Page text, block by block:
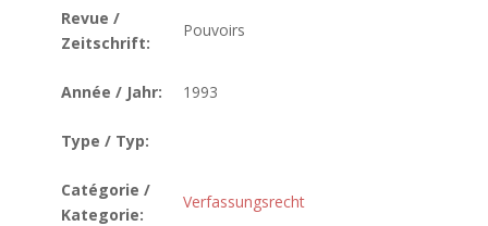
Revue /
Zeitschrift:
Pouvoirs
Année / Jahr: 1993
Type / Typ:
Catégorie /
Kategorie:
Verfassungsrecht